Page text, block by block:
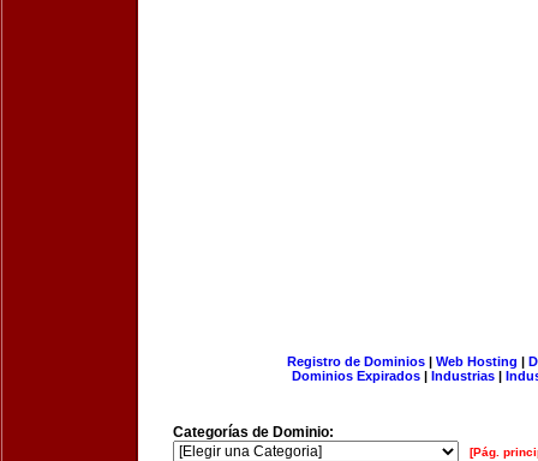
Registro de Dominios| Web Hosting |
Dominios Expirados | Industrias |
Categorías de Dominio:
[Pág.